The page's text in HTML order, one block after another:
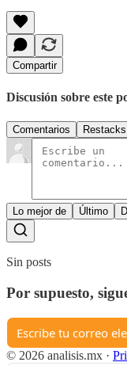
Compartir
Discusión sobre este
Comentarios Restacks
Lo mejor de Último
Sin posts
Por supuesto,
© 2026 analisis.mx ·